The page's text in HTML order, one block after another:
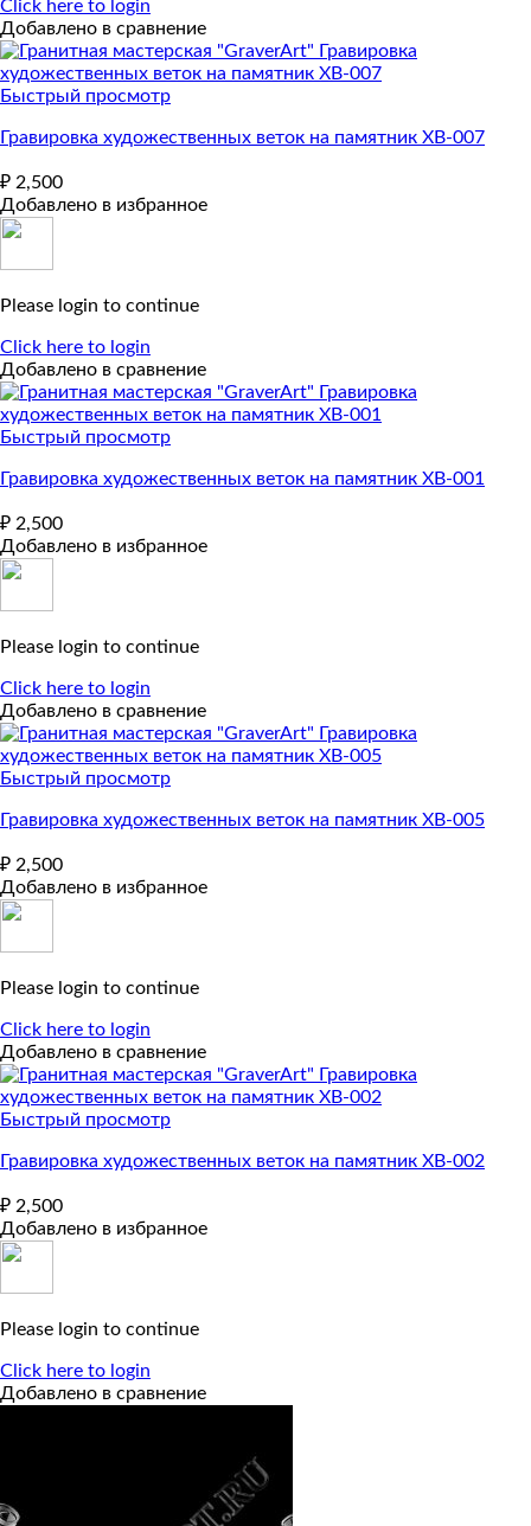
Click here to login
Добавлено в сравнение
Быстрый просмотр
Гравировка художественных веток на памятник ХВ-007
₽ 2,500
Добавлено в избранное
Please login to continue
Click here to login
Добавлено в сравнение
Быстрый просмотр
Гравировка художественных веток на памятник ХВ-001
₽ 2,500
Добавлено в избранное
Please login to continue
Click here to login
Добавлено в сравнение
Быстрый просмотр
Гравировка художественных веток на памятник ХВ-005
₽ 2,500
Добавлено в избранное
Please login to continue
Click here to login
Добавлено в сравнение
Быстрый просмотр
Гравировка художественных веток на памятник ХВ-002
₽ 2,500
Добавлено в избранное
Please login to continue
Click here to login
Добавлено в сравнение